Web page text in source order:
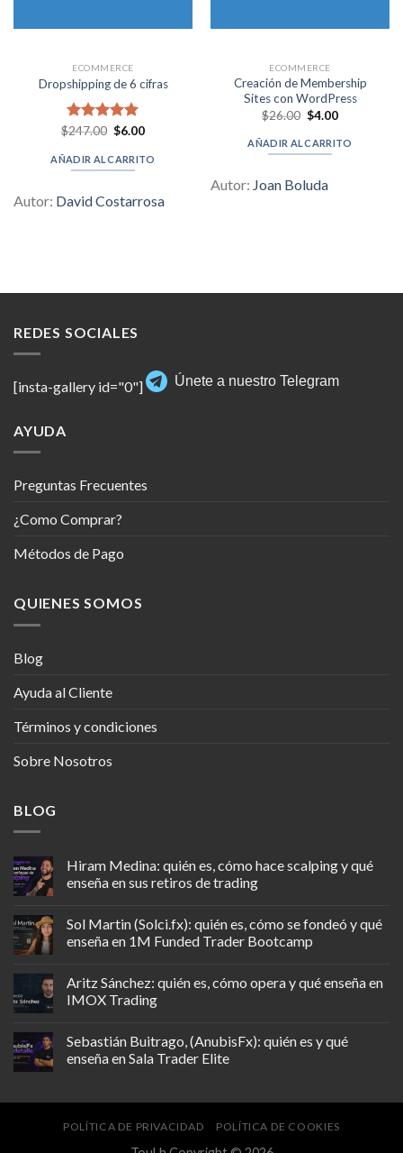
ECOMMERCE
Dropshipping de 6 cifras
Valorado en
$247.00 Original
was:
$247.00.
$6.00Current
is:
$6.00.
AÑADIR AL CARRITO
Autor: David Costarrosa
ECOMMERCE
Creación de Membership
Sites con WordPress
$26.00 Original
price
was:
$26.00.
$4.00Current
is:
$4.00.
AÑADIR AL CARRITO
Autor: Joan Boluda
REDES SOCIALES
[insta-gallery id="0"] Únete a nuestro Telegram
AYUDA
Preguntas Frecuentes
¿Como Comprar?
Métodos de Pago
QUIENES SOMOS
Blog
Ayuda al Cliente
Términos y condiciones
Sobre Nosotros
BLOG
Hiram Medina: quién es, cómo hace scalping y qué
enseña en sus retiros de trading
Sol Martin (Solci.fx): quién es, cómo se fondeó y qué
enseña en 1M Funded Trader Bootcamp
Aritz Sánchez: quién es, cómo opera y qué enseña en
IMOX Trading
Sebastián Buitrago, (AnubisFx): quién es y qué
enseña en Sala Trader Elite
POLÍTICA DE PRIVACIDAD POLÍTICA DE COOKIES